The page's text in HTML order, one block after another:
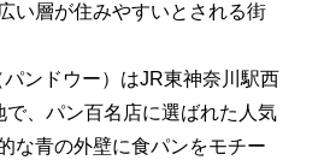
い層が住みやすいとされる街
ンドウー）はJR東神奈川駅西
、パン百名店に選ばれた人気
な青の外壁に食パンをモチー